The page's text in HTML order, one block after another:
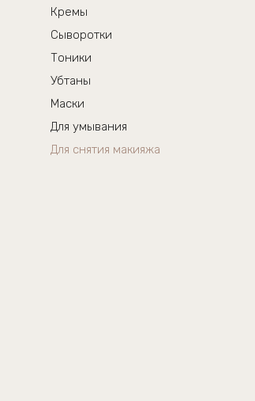
Кремы
Сыворотки
Тоники
Убтаны
Маски
Для умывания
Для снятия макияжа